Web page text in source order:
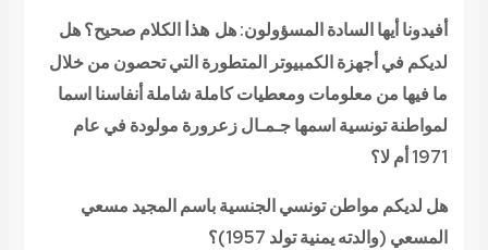
أفيدونا أيها السادة المسؤولون: هل هذاالكلام صحيح؟ هل
لديكم في أجهزة الكمبيوتر المتطورة التي تحصون من خلال
ما فيها من معلومات ومعطيات كاملة شاملة أنفاسنا اسما
لمواطنة تونسية اسمها جـمـال زعرورة مولودة في عام
1971 أم لا؟
هل لديكم مواطن تونسي الجنسية باسمالمجيد مسعي
المسعي (والدته يمنية تولد 1957 )؟